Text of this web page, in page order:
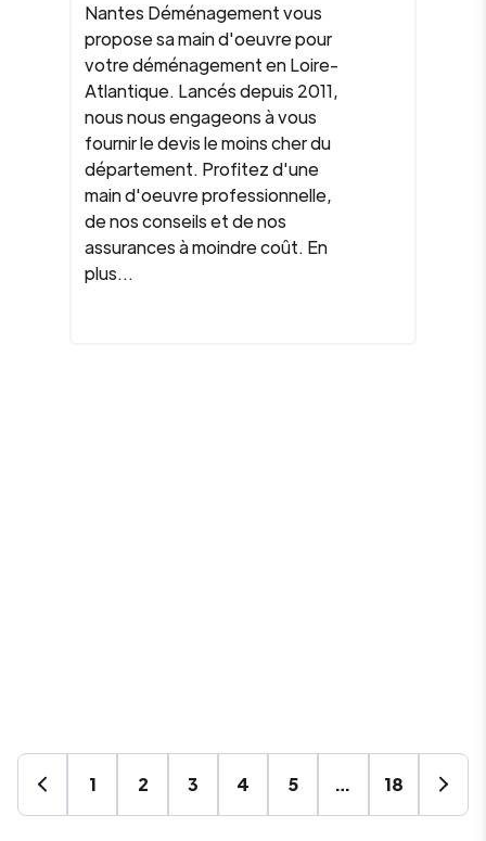
Nantes Déménagement vous
propose sa main d'oeuvre pour
votre déménagement en Loire-
Atlantique. Lancés depuis 2011,
nous nous engageons à vous
fournir le devis le moins cher du
département. Profitez d'une
main d'oeuvre professionnelle,
de nos conseils et de nos
assurances à moindre coût. En
plus...
1 2 3 4 5 … 18